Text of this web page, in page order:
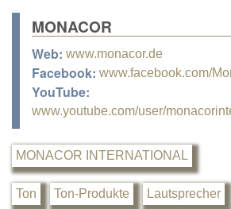
MONACOR
Web: www.monacor.de
Facebook: www.facebook.com/
YouTube:
www.youtube.com/user/
MONACOR INTERNATIONAL
Ton Ton-Produkte Lautsprecher